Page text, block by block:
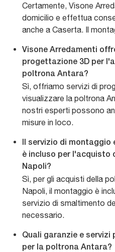
Certamente, Visone
domicilio e effettua
anche a Caserta. Il
Visone Arredamenti
progettazione 3D per
poltrona Antara?
Sì, offriamo servizi di
visualizzare la poltrona
nostri esperti possono
misure in loco.
Il servizio di
è incluso per l'acquisto
Napoli?
Sì, per gli acquisti della
Napoli, il montaggio è
servizio di smaltimento
necessario.
Quali garanzie e
per la poltrona Antara?